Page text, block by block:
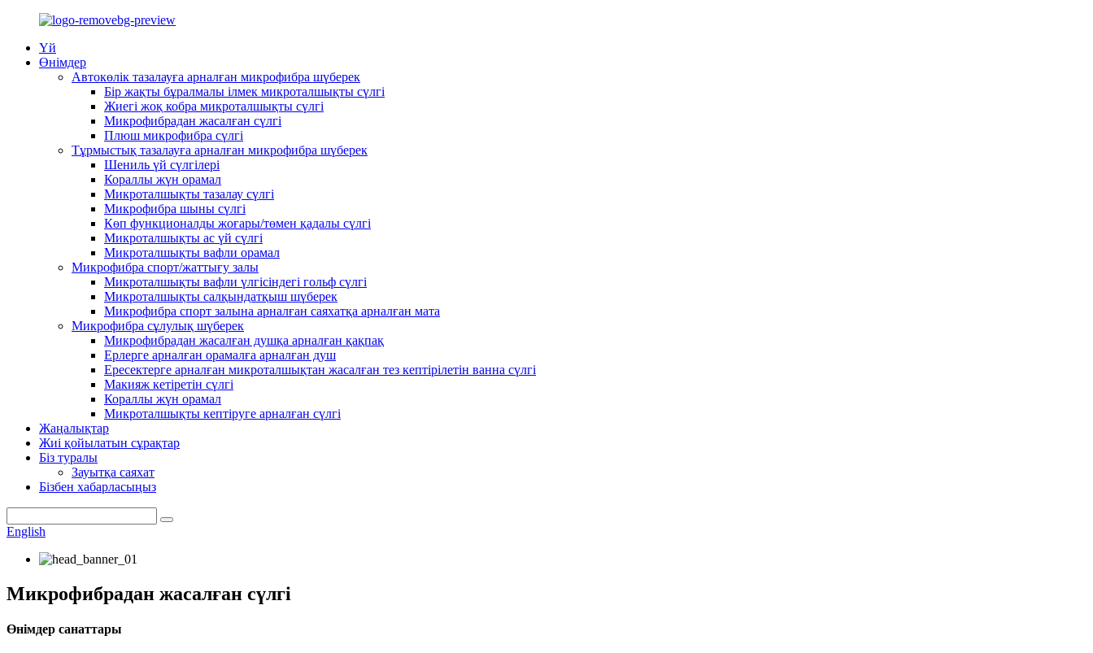
Үй
Өнімдер
Автокөлік тазалауға арналған микрофибра шүберек
Бір жақты бұралмалы ілмек микроталшықты сүлгі
Жиегі жоқ кобра микроталшықты сүлгі
Микрофибрадан жасалған сүлгі
Плюш микрофибра сүлгі
Тұрмыстық тазалауға арналған микрофибра шүберек
Шениль үй сүлгілері
Кораллы жүн орамал
Микроталшықты тазалау сүлгі
Микрофибра шыны сүлгі
Көп функционалды жоғары/төмен қадалы сүлгі
Микроталшықты ас үй сүлгі
Микроталшықты вафли орамал
Микрофибра спорт/жаттығу залы
Микроталшықты вафли үлгісіндегі гольф сүлгі
Микроталшықты салқындатқыш шүберек
Микрофибра спорт залына арналған саяхатқа арналған мата
Микрофибра сұлулық шүберек
Микрофибрадан жасалған душқа арналған қақпақ
Ерлерге арналған орамалға арналған душ
Ересектерге арналған микроталшықтан жасалған тез кептірілетін ванна сүлгі
Макияж кетіретін сүлгі
Кораллы жүн орамал
Микроталшықты кептіруге арналған сүлгі
Жаңалықтар
Жиі қойылатын сұрақтар
Біз туралы
Зауытқа саяхат
Бізбен хабарласыңыз
English
Микрофибрадан жасалған сүлгі
Өнімдер санаттары